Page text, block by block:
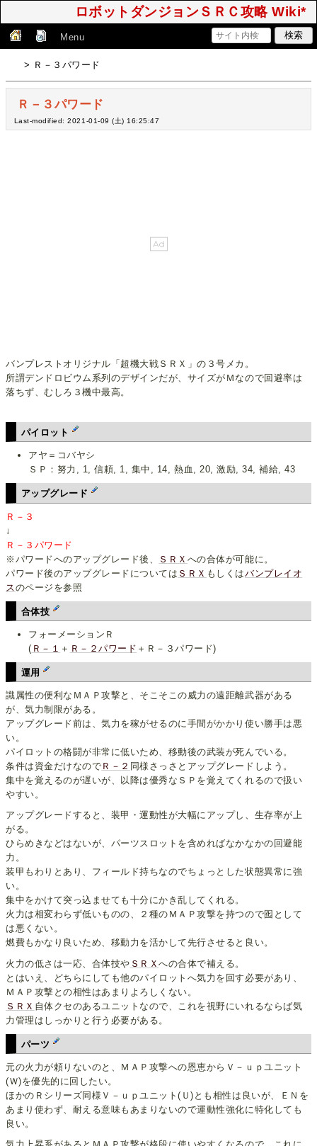
ロボットダンジョンＳＲＣ攻略 Wiki*
Menu
> Ｒ－３パワード
Ｒ－３パワード
Last-modified: 2021-01-09 (土) 16:25:47
バンプレストオリジナル「超機大戦ＳＲＸ」の３号メカ。
所謂デンドロビウム系列のデザインだが、サイズがＭなので回避率は
落ちず、むしろ３機中最高。
パイロット
アヤ＝コバヤシ
ＳＰ：努力, 1, 信頼, 1, 集中, 14, 熱血, 20, 激励, 34, 補給, 43
アップグレード
Ｒ－３
↓
Ｒ－３パワード
※パワードへのアップグレード後、
ＳＲＸ への合体が可能に。
パワード後のアップグレードについては ＳＲＸ もしくはバンプレイオ
ス のページを参照
合体技
フォーメーションＲ
( Ｒ－１ ＋ Ｒ－２パワード ＋Ｒ－３パワード)
運用
識属性の便利なＭＡＰ攻撃と、そこそこの威力の遠距離武器がある
が、気力制限がある。
アップグレード前は、気力を稼がせるのに手間がかかり使い勝手は悪
い。
パイロットの格闘が非常に低いため、移動後の武装が死んでいる。
条件は資金だけなので Ｒ－２ 同様さっさとアップグレードしよう。
集中を覚えるのが遅いが、以降は優秀なＳＰを覚えてくれるので扱い
やすい。
アップグレードすると、装甲・運動性が大幅にアップし、生存率が上
がる。
ひらめきなどはないが、パーツスロットを含めればなかなかの回避能
力。
装甲もわりとあり、フィールド持ちなのでちょっとした状態異常に強
い。
集中をかけて突っ込ませても十分にかき乱してくれる。
火力は相変わらず低いものの、２種のＭＡＰ攻撃を持つので囮として
は悪くない。
燃費もかなり良いため、移動力を活かして先行させると良い。
火力の低さは一応、合体技や ＳＲＸへの合体で補える。
とはいえ、どちらにしても他のパイロットへ気力を回す必要があり、
ＭＡＰ攻撃との相性はあまりよろしくない。
ＳＲＸ 自体クセのあるユニットなので、これを視野にいれるならば気
力管理はしっかりと行う必要がある。
パーツ
元の火力が頼りないのと、ＭＡＰ攻撃への恩恵からＶ－ｕｐユニット
(Ｗ)を優先的に回したい。
ほかのＲシリーズ同様Ｖ－ｕｐユニット(Ｕ)とも相性は良いが、ＥＮを
あまり使わず、耐える意味もあまりないので運動性強化に特化しても
良い。